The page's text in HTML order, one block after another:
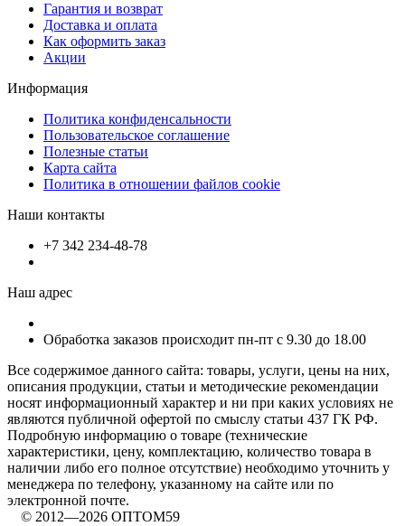
Гарантия и возврат
Доставка и оплата
Как оформить заказ
Акции
Информация
Политика конфиденсальности
Пользовательское соглашение
Полезные статьи
Карта сайта
Политика в отношении файлов cookie
Наши контакты
+7 342 234-48-78
Наш адрес
Обработка заказов происходит пн-пт с 9.30 до 18.00
Все содержимое данного сайта: товары, услуги, цены на них,
описания продукции, статьи и методические рекомендации
носят информационный характер и ни при каких условиях не
являются публичной офертой по смыслу статьи 437 ГК РФ.
Подробную информацию о товаре (технические
характеристики, цену, комплектацию, количество товара в
наличии либо его полное отсутствие) необходимо уточнить у
менеджера по телефону, указанному на сайте или по
электронной почте.
© 2012—2026 ОПТОМ59